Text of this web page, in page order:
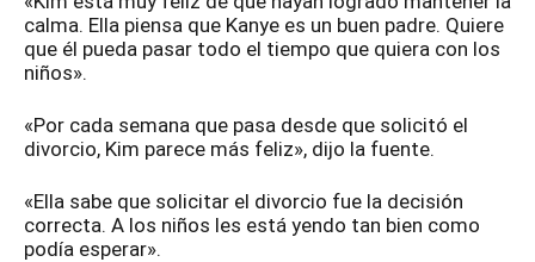
calma. Ella piensa que Kanye es un buen padre. Quiere
que él pueda pasar todo el tiempo que quiera con los
niños».
«Por cada semana que pasa desde que solicitó el
divorcio, Kim parece más feliz», dijo la fuente.
«Ella sabe que solicitar el divorcio fue la decisión
correcta. A los niños les está yendo tan bien como
podía esperar».